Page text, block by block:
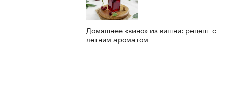
Домашнее «вино» из вишни: рецепт с
летним ароматом